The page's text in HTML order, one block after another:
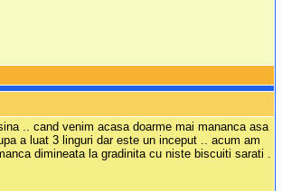
.. cand venim acasa doarme mai mananca asa
a luat 3 linguri dar este un inceput .. acum am
dimineata la gradinita cu niste biscuiti sarati .